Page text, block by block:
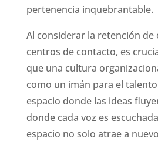
pertenencia inquebrantable.
Al considerar la retención de
centros de contacto, es
que una cultura
como un imán para el
espacio donde las ideas
donde cada voz es
espacio no solo atrae a